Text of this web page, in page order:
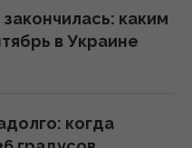
активов РФ, –
каким
в Украине
когда